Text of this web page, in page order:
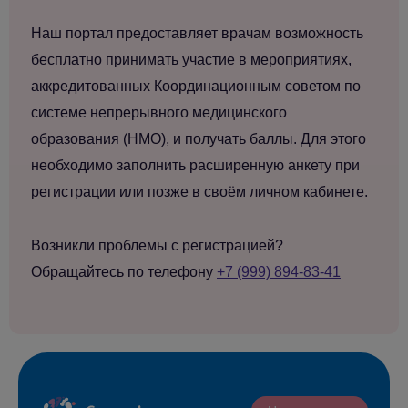
Наш портал предоставляет врачам возможность
бесплатно принимать участие в мероприятиях,
аккредитованных Координационным советом по
системе непрерывного медицинского
образования (НМО), и получать баллы. Для этого
необходимо заполнить расширенную анкету при
регистрации или позже в своём личном кабинете.
Возникли проблемы с регистрацией?
Обращайтесь по телефону +7 (999) 894-83-41